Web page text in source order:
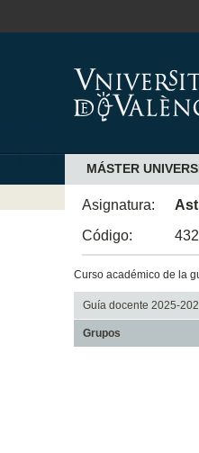
MÁSTER
Asignatura:
Código:
Curso académico de la
Guía docente 2025-
Grupos